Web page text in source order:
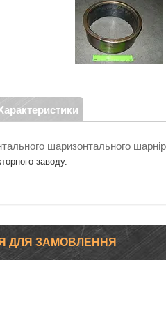
шаризонтального
заводу.
ДЛЯ ЗАМОВЛЕННЯ